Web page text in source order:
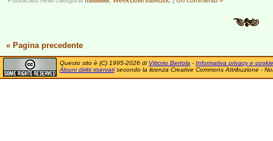
« Pagina precedente
Questo sito è (C) 1995-2026 di Vittorio Bertola - Informativa privacy e cookie
Alcuni diritti riservatisecondo la licenza Creative Commons Attribuzione -